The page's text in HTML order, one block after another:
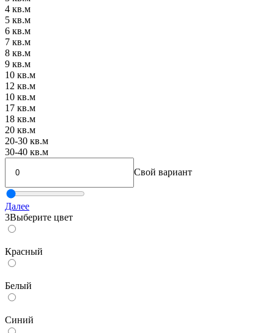
4 кв.м
5 кв.м
6 кв.м
7 кв.м
8 кв.м
9 кв.м
10 кв.м
12 кв.м
10 кв.м
17 кв.м
18 кв.м
20 кв.м
20-30 кв.м
30-40 кв.м
Свой вариант
Далее
3Выберите цвет
Красный
Белый
Синий